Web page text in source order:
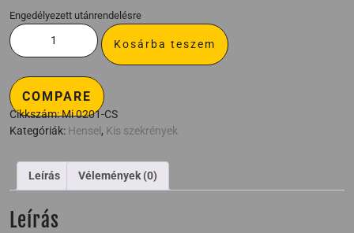
Engedélyezett utánrendelésre
Kosárba teszem
COMPARE
Cikkszám:Mi 0201-CS
Kategóriák: Hensel , Kis szekrények
Leírás Vélemények (0)
Leírás